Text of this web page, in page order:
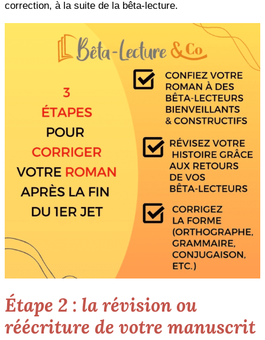
correction, à la suite de la bêta-lecture.
Étape 2 : la révision ou
réécriture de votre manuscrit